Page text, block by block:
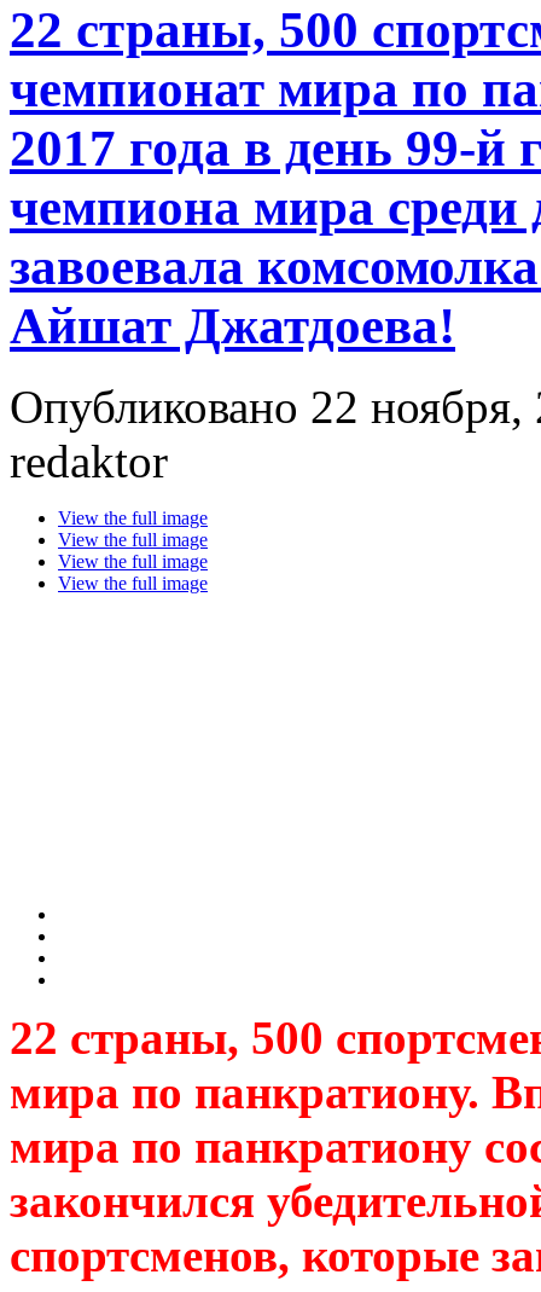
22 страны, 500
чемпионат мира по
2017 года в день
чемпиона мира среди
завоевала
Айшат Джатдоева!
Опубликовано 22 ноября,
redaktor
View the full image
View the full image
View the full image
View the full image
22 страны, 500
мира по панкратиону.
мира по панкратиону
закончился
спортсменов, которые